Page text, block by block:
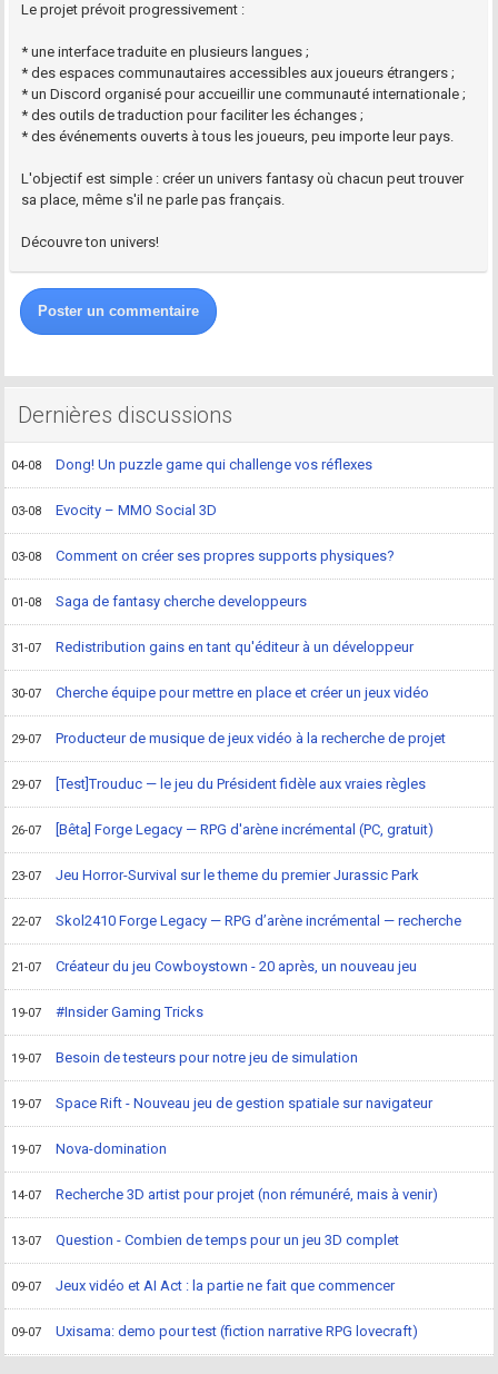
Le projet prévoit progressivement :
* une interface traduite en plusieurs langues ;
* des espaces communautaires accessibles aux joueurs étrangers ;
* un Discord organisé pour accueillir une communauté internationale ;
* des outils de traduction pour faciliter les échanges ;
* des événements ouverts à tous les joueurs, peu importe leur pays.
L'objectif est simple : créer un univers fantasy où chacun peut trouver
sa place, même s'il ne parle pas français.
Découvre ton univers!
Poster un commentaire
Dernières discussions
04-08 Dong! Un puzzle game qui challenge vos réflexes
03-08 Evocity – MMO Social 3D
03-08 Comment on créer ses propres supports physiques?
01-08 Saga de fantasy cherche developpeurs
31-07 Redistribution gains en tant qu'éditeur à un développeur
30-07 Cherche équipe pour mettre en place et créer un jeux vidéo
29-07 Producteur de musique de jeux vidéo à la recherche de projet
29-07 [Test]Trouduc — le jeu du Président fidèle aux vraies règles
26-07 [Bêta] Forge Legacy — RPG d'arène incrémental (PC, gratuit)
23-07 Jeu Horror-Survival sur le theme du premier Jurassic Park
22-07 Skol2410 Forge Legacy — RPG d’arène incrémental — recherche
21-07 Créateur du jeu Cowboystown - 20 après, un nouveau jeu
19-07 #Insider Gaming Tricks
19-07 Besoin de testeurs pour notre jeu de simulation
19-07 Space Rift - Nouveau jeu de gestion spatiale sur navigateur
19-07 Nova-domination
14-07 Recherche 3D artist pour projet (non rémunéré, mais à venir)
13-07 Question - Combien de temps pour un jeu 3D complet
09-07 Jeux vidéo et AI Act : la partie ne fait que commencer
09-07 Uxisama: demo pour test (fiction narrative RPG lovecraft)